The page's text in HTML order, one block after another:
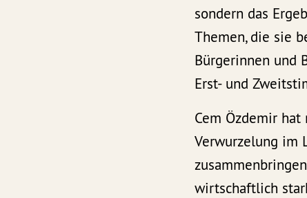
sondern das
Themen, die sie
Bürgerinnen und
Erst- und
Cem Özdemir
Verwurzelung im
wirtschaftlich